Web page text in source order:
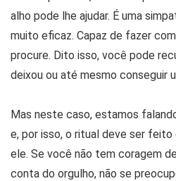
alho pode lhe ajudar. É uma
muito eficaz. Capaz de fazer
procure. Dito isso, você pode
deixou ou até mesmo conseguir
Mas neste caso, estamos
e, por isso, o ritual deve ser feito
ele. Se você não tem coragem
conta do orgulho, não se